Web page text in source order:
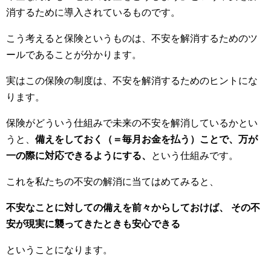
消するために導入されているものです。
こう考えると保険というものは、不安を解消するためのツ
ールであることが分かります。
実はこの保険の制度は、不安を解消するためのヒントにな
ります。
保険がどういう仕組みで未来の不安を解消しているかとい
うと、 備えをしておく（＝毎月お金を払う）ことで、万が
一の際に対応できるようにする、
という仕組みです。
これを私たちの不安の解消に当てはめてみると、
不安なことに対しての備えを前々からしておけば、 その不
安が現実に襲ってきたときも安心できる
ということになります。